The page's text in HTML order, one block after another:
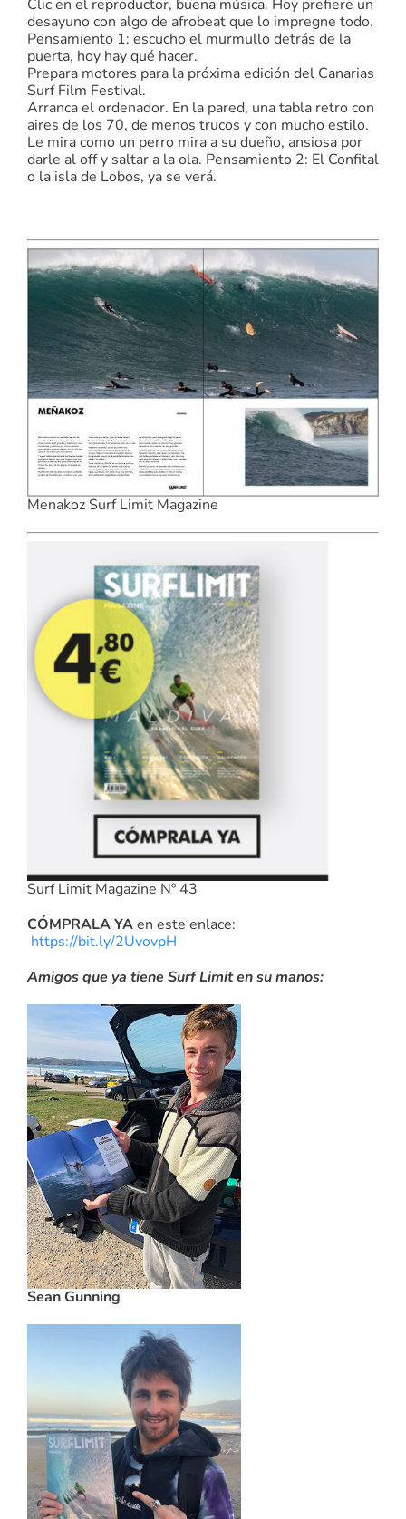
Clic en el reproductor, buena música. Hoy prefiere un
desayuno con algo de afrobeat que lo impregne todo.
Pensamiento 1: escucho el murmullo detrás de la
puerta, hoy hay qué hacer.
Prepara motores para la próxima edición del Canarias
Surf Film Festival.
Arranca el ordenador. En la pared, una tabla retro con
aires de los 70, de menos trucos y con mucho estilo.
Le mira como un perro mira a su dueño, ansiosa por
darle al off y saltar a la ola. Pensamiento 2: El Confital
o la isla de Lobos, ya se verá.
Menakoz Surf Limit Magazine
Surf Limit Magazine Nº 43
CÓMPRALA YAen este enlace:
https://bit.ly/2UvovpH
Amigos que ya tiene Surf Limit en su manos:
Sean Gunning